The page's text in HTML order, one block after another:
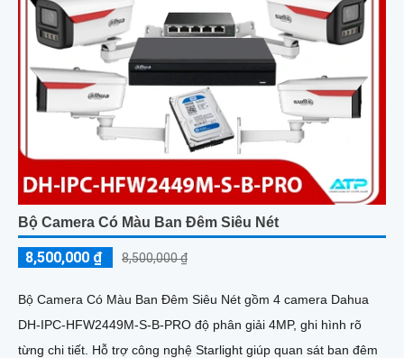
Bộ Camera Có Màu Ban Đêm Siêu Nét
8,500,000 ₫ 8,500,000 ₫
Bộ Camera Có Màu Ban Đêm Siêu Nét gồm 4 camera Dahua
DH-IPC-HFW2449M-S-B-PRO độ phân giải 4MP, ghi hình rõ
từng chi tiết. Hỗ trợ công nghệ Starlight giúp quan sát ban đêm